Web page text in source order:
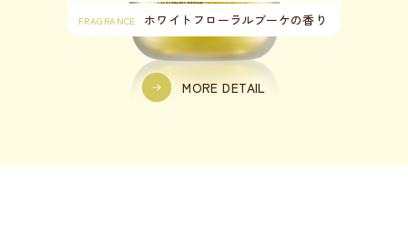
FRAGRANCE ホワイトフローラルブーケの香り
MORE DETAIL